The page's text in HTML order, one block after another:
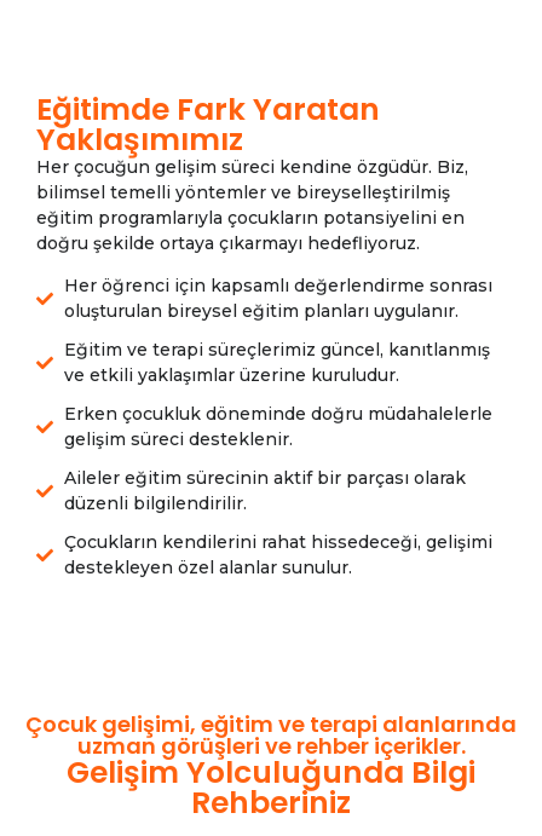
Eğitimde Fark Yaratan
Yaklaşımımız
Her çocuğun gelişim süreci kendine özgüdür. Biz,
bilimsel temelli yöntemler ve bireyselleştirilmiş
eğitim programlarıyla çocukların potansiyelini en
doğru şekilde ortaya çıkarmayı hedefliyoruz.
Her öğrenci için kapsamlı değerlendirme sonrası
oluşturulan bireysel eğitim planları uygulanır.
Eğitim ve terapi süreçlerimiz güncel, kanıtlanmış
ve etkili yaklaşımlar üzerine kuruludur.
Erken çocukluk döneminde doğru müdahalelerle
gelişim süreci desteklenir.
Aileler eğitim sürecinin aktif bir parçası olarak
düzenli bilgilendirilir.
Çocukların kendilerini rahat hissedeceği, gelişimi
destekleyen özel alanlar sunulur.
Çocuk gelişimi, eğitim ve terapi alanlarında
uzman görüşleri ve rehber içerikler.
Gelişim Yolculuğunda Bilgi
Rehberiniz